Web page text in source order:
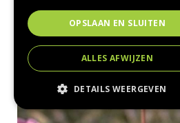
Anemone
OPSLAAN EN SLUITEN
ALLES AFWIJZEN
DETAILS WEERGEVEN